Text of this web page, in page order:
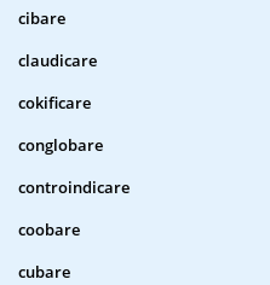
cibare
claudicare
cokificare
conglobare
controindicare
coobare
cubare